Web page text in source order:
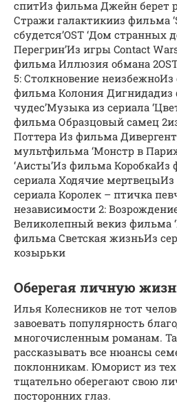
спитИз фильма Джейн берет
Стражи галактикииз фильма
сбудется’OST ‘Дом странных
Перегрин’Из игры Contact
фильма Иллюзия обмана
5: Столкновение
фильма Колония Дигнидадиз
чудес’Музыка из сериала
фильма Образцовый самец
Поттера Из фильма
мультфильма ‘Монстр в
‘Аисты’Из фильма
сериала Ходячие
сериала Королек – птичка
независимости 2:
Великолепный векиз фильма
фильма Светская жизньИз
козырьки
Оберегая личную
Илья Колесников не тот
завоевать популярность
многочисленным романам.
рассказывать все нюансы
поклонникам. Юморист из
тщательно оберегают свою
посторонних глаз.